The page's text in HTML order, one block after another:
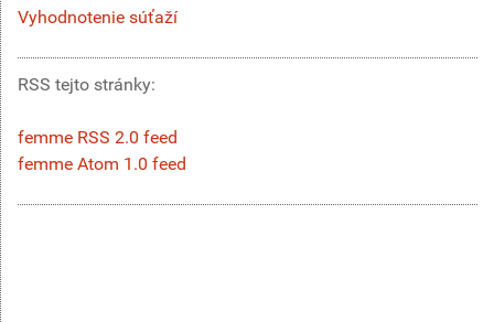
Vyhodnotenie súťaží
RSS tejto stránky:
femme RSS 2.0 feed
femme Atom 1.0 feed